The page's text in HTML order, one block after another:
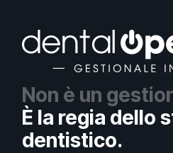
Non è un
È la regia dello
dentistico.